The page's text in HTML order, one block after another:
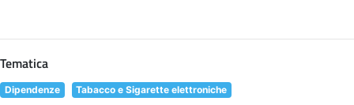
Tematica
Dipendenze Tabacco e Sigarette elettroniche